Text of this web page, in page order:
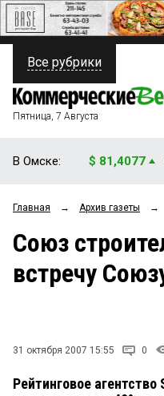
ПОЛИТИКА
ФИНАНСЫ
ОБЩЕСТВО
ЗАКОН
НОВОСТИ КОМПАНИЙ
СТИЛЬ ЖИЗНИ
Все рубрики
Пятница, 7 Августа
В Омске: $ 81,4077
Главная → Архив газеты →
Союз
встречу
31 октября 2007 15:55 0
Рейтинговое